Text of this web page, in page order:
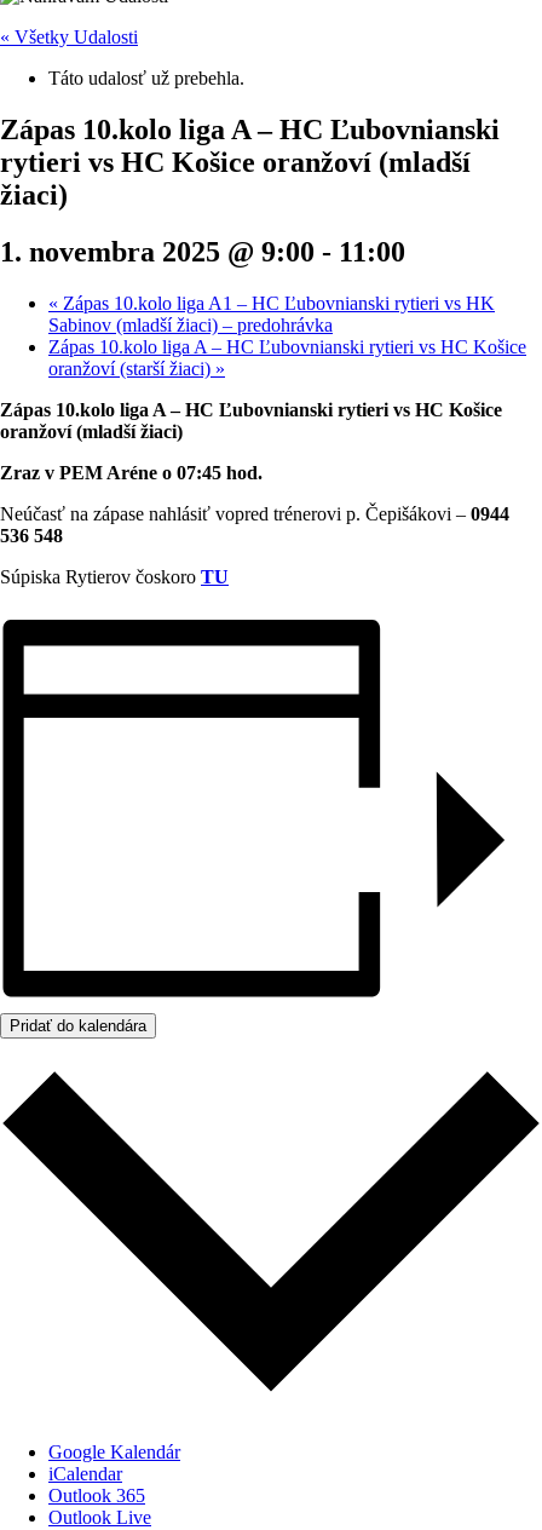
« Všetky Udalosti
Táto udalosť už prebehla.
Zápas 10.kolo liga A – HC Ľubovnianski
rytieri vs HC Košice oranžoví (mladší
žiaci)
1. novembra 2025 @ 9:00 - 11:00
« Zápas 10.kolo liga A1 – HC Ľubovnianski rytieri vs HK
Sabinov (mladší žiaci) – predohrávka
Zápas 10.kolo liga A – HC Ľubovnianski rytieri vs HC Košice
oranžoví (starší žiaci) »
Zápas 10.kolo liga A – HC Ľubovnianski rytieri vs HC Košice
oranžoví (mladší žiaci)
Zraz v PEM Aréne o 07:45 hod.
Neúčasť na zápase nahlásiť vopred trénerovi p. Čepišákovi – 0944
536 548
Súpiska Rytierov čoskoro TU
Pridať do kalendára
Google Kalendár
iCalendar
Outlook 365
Outlook Live